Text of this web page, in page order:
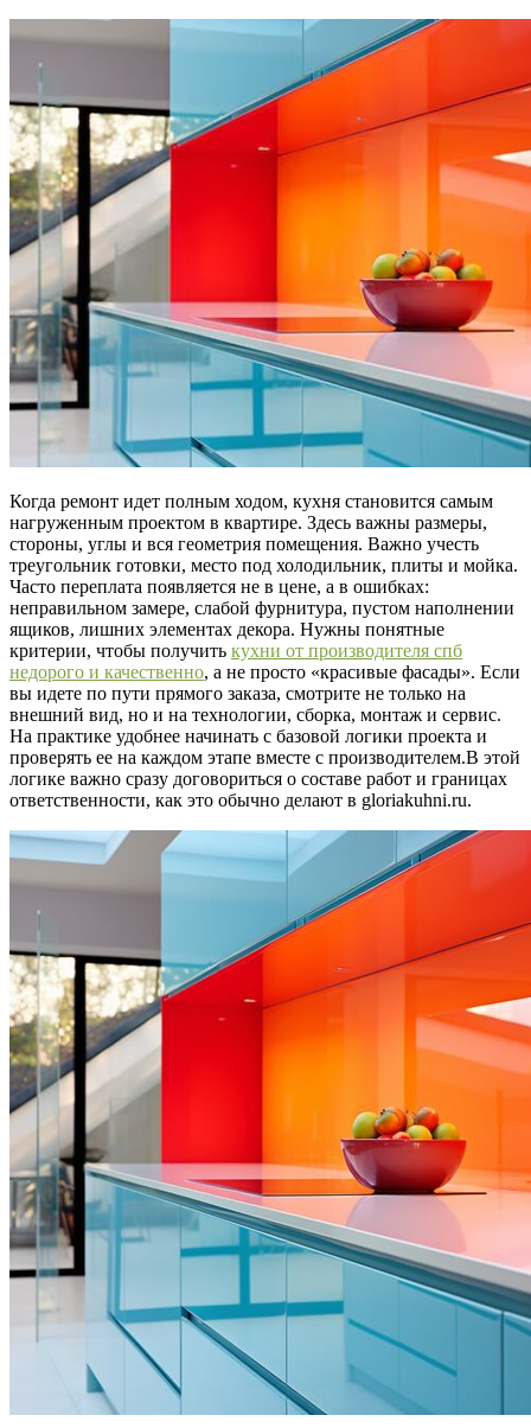
Когда ремонт идет полным ходом, кухня становится самым
нагруженным проектом в квартире. Здесь важны размеры,
стороны, углы и вся геометрия помещения. Важно учесть
треугольник готовки, место под холодильник, плиты и мойка.
Часто переплата появляется не в цене, а в ошибках:
неправильном замере, слабой фурнитура, пустом наполнении
ящиков, лишних элементах декора. Нужны понятные
критерии, чтобы получить кухни от производителя спб
недорого и качественно, а не просто «красивые фасады». Если
вы идете по пути прямого заказа, смотрите не только на
внешний вид, но и на технологии, сборка, монтаж и сервис.
На практике удобнее начинать с базовой логики проекта и
проверять ее на каждом этапе вместе с производителем.В этой
логике важно сразу договориться о составе работ и границах
ответственности, как это обычно делают в gloriakuhni.ru.